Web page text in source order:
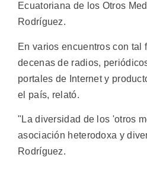
Ecuatoriana de los Otros
Rodríguez.
En varios encuentros con tal
decenas de radios,
portales de Internet y
el país, relató.
"La diversidad de los 'otros
asociación heterodoxa y
Rodríguez.